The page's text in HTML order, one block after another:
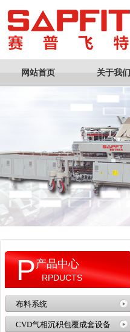
网站首页 关于我们
P产品中心
RPDUCTS
布料系统
CVD气相沉积包覆成套设备